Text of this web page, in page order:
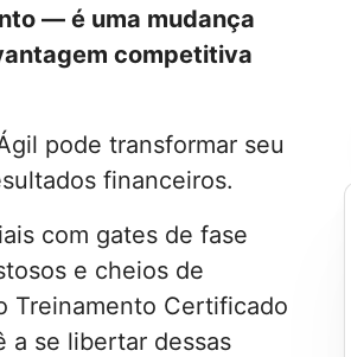
— é uma mudança
competitiva
pode transformar seu
financeiros.
com gates de fase
e cheios de
Treinamento Certificado
a se libertar dessas